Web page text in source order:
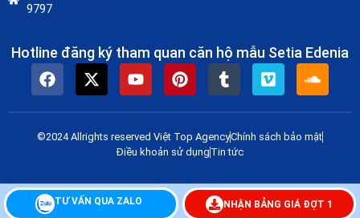
9797
Hotline đăng ký tham quan căn hộ mẫu Setia Edenia
©2024 Allrights reserved Việt Top AgencyChính sách bảo mật
Điều khoản sử dụng Tin tức
TƯ VẤN QUA ZALO NHẬN BẢNG GIÁ ĐỢT 1